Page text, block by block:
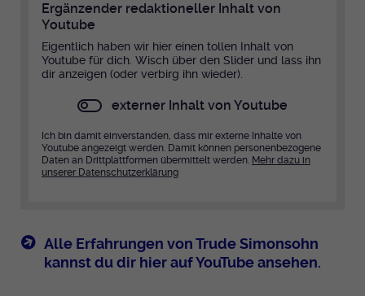
Ergänzender redaktioneller Inhalt von
Youtube
Eigentlich haben wir hier einen tollen Inhalt von
Youtube für dich. Wisch über den Slider und lass ihn
dir anzeigen (oder verbirg ihn wieder).
externer Inhalt von Youtube
Ich bin damit einverstanden, dass mir externe Inhalte von
Youtube angezeigt werden. Damit können personenbezogene
Daten an Drittplattformen übermittelt werden. Mehr dazu in
unserer Datenschutzerklärung
Alle Erfahrungen von Trude Simonsohn
kannst du dir hier auf YouTube ansehen.